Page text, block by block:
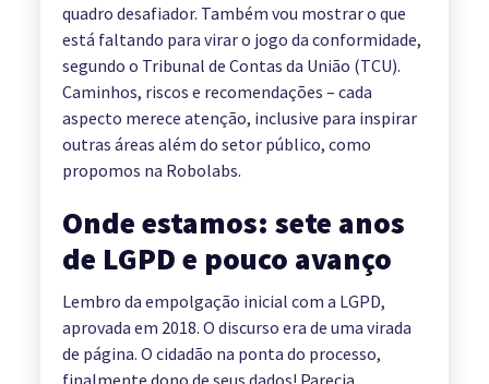
quadro desafiador. Também vou mostrar o que
está faltando para virar o jogo da conformidade,
segundo o Tribunal de Contas da União (TCU).
Caminhos, riscos e recomendações – cada
aspecto merece atenção, inclusive para inspirar
outras áreas além do setor público, como
propomos na Robolabs.
Onde estamos: sete anos
de LGPD e pouco avanço
Lembro da empolgação inicial com a LGPD,
aprovada em 2018. O discurso era de uma virada
de página. O cidadão na ponta do processo,